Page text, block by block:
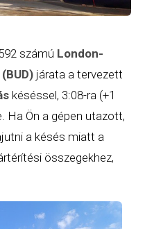
számú London-
járata a tervezett
késéssel, 3:08-ra (+1
Ha Ön a gépen utazott,
a késés miatt a
összegekhez,